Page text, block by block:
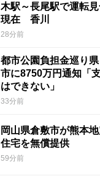
木駅～長尾駅で運転
現在 香川
28分前
都市公園負担金巡り
市に8750万円通知「
はできない」
33分前
岡山県倉敷市が熊本
住宅を無償提供
59分前